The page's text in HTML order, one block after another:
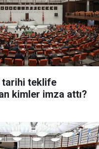
tarihi teklife
kimler imza attı?